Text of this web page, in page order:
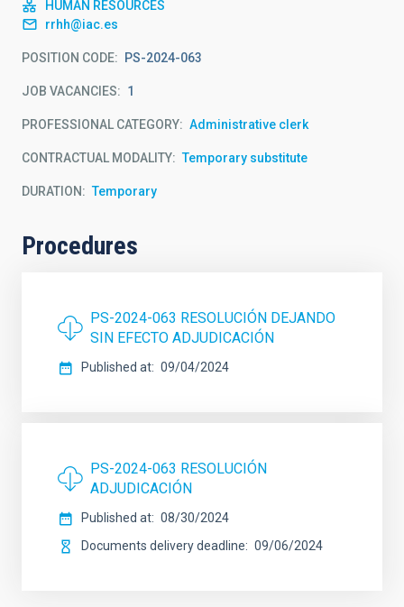
HUMAN RESOURCES
rrhh@iac.es
POSITION CODE PS-2024-063
JOB VACANCIES 1
PROFESSIONAL CATEGORY Administrative clerk
CONTRACTUAL MODALITY Temporary substitute
DURATION Temporary
Procedures
PS-2024-063 RESOLUCIÓN DEJANDO
SIN EFECTO ADJUDICACIÓN
Published at 09/04/2024
PS-2024-063 RESOLUCIÓN
ADJUDICACIÓN
Published at
08/30/2024
Documents delivery deadline
09/06/2024